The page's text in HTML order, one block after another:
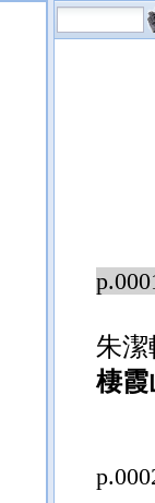
朱潔
棲霞